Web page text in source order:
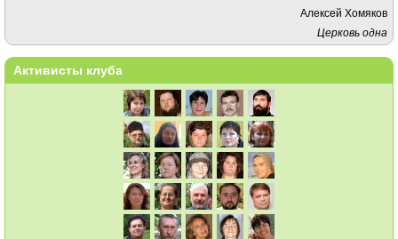
Алексей Хомяков
Церковь одна
Активисты клуба